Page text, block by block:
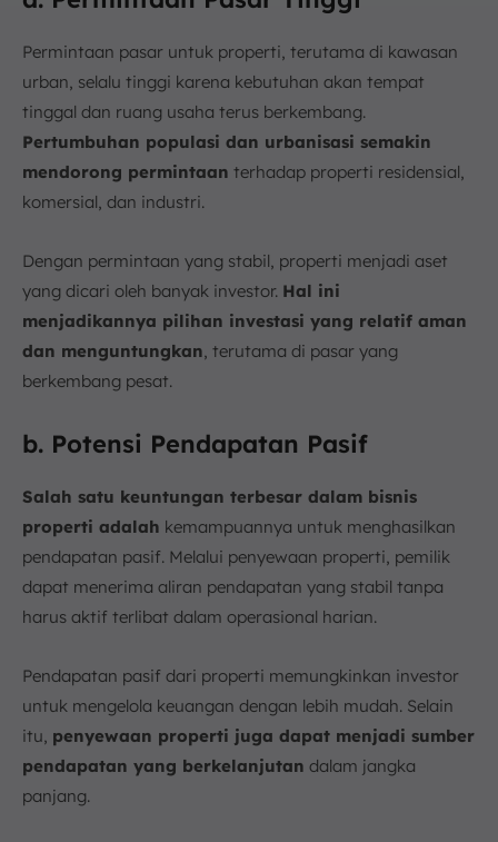
Permintaan pasar untuk properti, terutama di kawasan
urban, selalu tinggi karena kebutuhan akan tempat
tinggal dan ruang usaha terus berkembang.
Pertumbuhan populasi dan urbanisasi semakin
mendorong permintaan terhadap properti residensial,
komersial, dan industri.
Dengan permintaan yang stabil, properti menjadi aset
yang dicari oleh banyak investor. Hal ini
menjadikannya pilihan investasi yang relatif aman
dan menguntungkan , terutama di pasar yang
berkembang pesat.
b. Potensi Pendapatan Pasif
Salah satu keuntungan terbesar dalam bisnis
properti adalah kemampuannya untuk menghasilkan
pendapatan pasif. Melalui penyewaan properti, pemilik
dapat menerima aliran pendapatan yang stabil tanpa
harus aktif terlibat dalam operasional harian.
Pendapatan pasif dari properti memungkinkan investor
untuk mengelola keuangan dengan lebih mudah. Selain
itu, penyewaan properti juga dapat menjadi sumber
pendapatan yang berkelanjutan dalam jangka
panjang.